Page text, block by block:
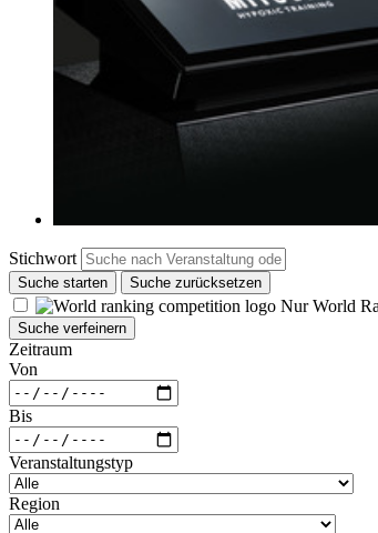
Stichwort
Suche starten Suche zurücksetzen
Nur World
Suche verfeinern
Zeitraum
Von
Bis
Veranstaltungstyp
Region